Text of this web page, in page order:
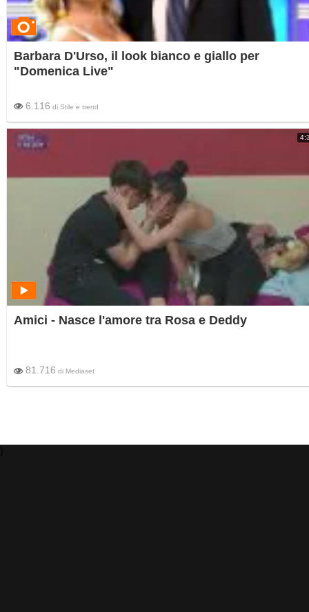
Barbara D'Urso, il look bianco e giallo per
"Domenica Live"
6.116 di Stile e trend
Amici - Nasce l'amore tra Rosa e Deddy
81.716 di Mediaset